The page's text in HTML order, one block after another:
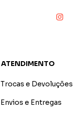
ATENDIMENTO
Trocas e Devoluções
Envios e Entregas